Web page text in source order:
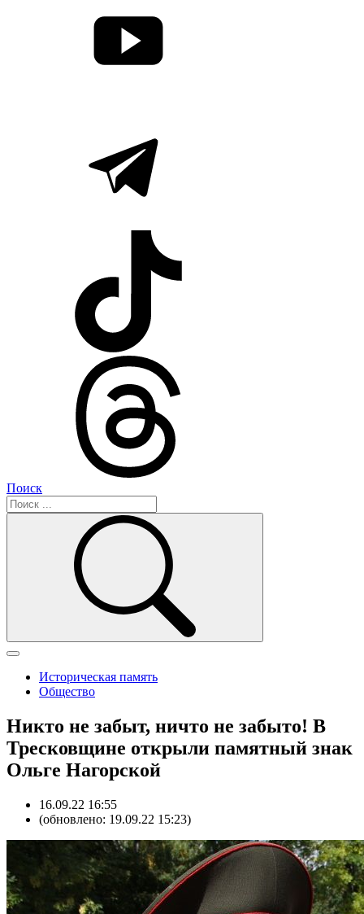
Поиск
Историческая память
Общество
Никто не забыт, ничто не забыто! В
Тресковщине открыли памятный знак
Ольге Нагорской
16.09.22 16:55
(обновлено: 19.09.22 15:23)